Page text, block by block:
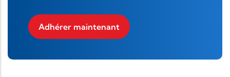
Adhérer maintenant